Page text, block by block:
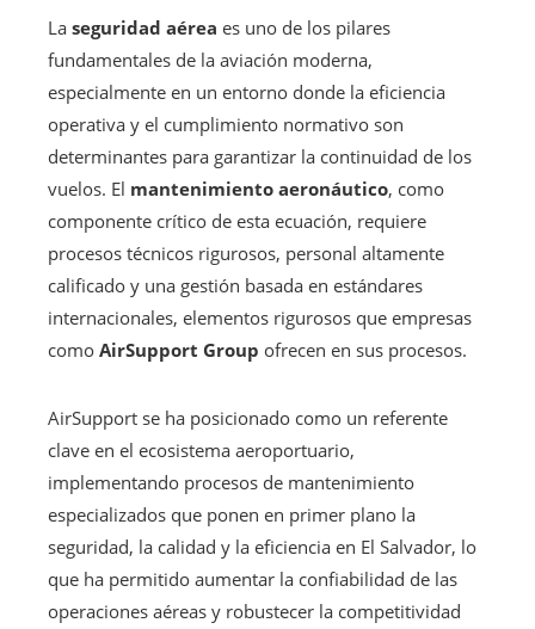
La seguridad aérea es uno de los pilares
fundamentales de la aviación moderna,
especialmente en un entorno donde la eficiencia
operativa y el cumplimiento normativo son
determinantes para garantizar la continuidad de los
vuelos. El mantenimiento aeronáutico, como
componente crítico de esta ecuación, requiere
procesos técnicos rigurosos, personal altamente
calificado y una gestión basada en estándares
internacionales, elementos rigurosos que empresas
como AirSupport Group ofrecen en sus procesos.
AirSupport se ha posicionado como un referente
clave en el ecosistema aeroportuario,
implementando procesos de mantenimiento
especializados que ponen en primer plano la
seguridad, la calidad y la eficiencia en El Salvador, lo
que ha permitido aumentar la confiabilidad de las
operaciones aéreas y robustecer la competitividad